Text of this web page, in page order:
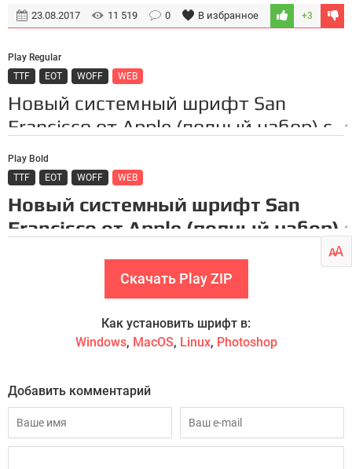
23.08.2017 11 519 0 В избранное +3
Play Regular
TTF
EOT WOFF WEB
Play Bold
TTF
EOT WOFF WEB
Скачать Play ZIP
Как установить шрифт в:
Windows, MacOS, Linux, Photoshop
Добавить комментарий